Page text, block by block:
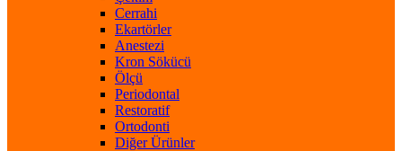
Cerrahi
Ekartörler
Anestezi
Kron Sökücü
Ölçü
Periodontal
Restoratif
Ortodonti
Diğer Ürünler